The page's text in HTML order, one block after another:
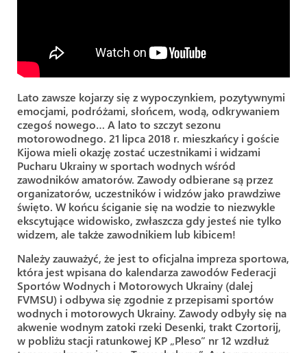
Lato zawsze kojarzy się z wypoczynkiem, pozytywnymi
emocjami, podróżami, słońcem, wodą, odkrywaniem
czegoś nowego… A lato to szczyt sezonu
motorowodnego. 21 lipca 2018 r. mieszkańcy i goście
Kijowa mieli okazję zostać uczestnikami i widzami
Pucharu Ukrainy w sportach wodnych wśród
zawodników amatorów. Zawody odbierane są przez
organizatorów, uczestników i widzów jako prawdziwe
święto. W końcu ściganie się na wodzie to niezwykle
ekscytujące widowisko, zwłaszcza gdy jesteś nie tylko
widzem, ale także zawodnikiem lub kibicem!
Należy zauważyć, że jest to oficjalna impreza sportowa,
która jest wpisana do kalendarza zawodów Federacji
Sportów Wodnych i Motorowych Ukrainy (dalej
FVMSU) i odbywa się zgodnie z przepisami sportów
wodnych i motorowych Ukrainy. Zawody odbyły się na
akwenie wodnym zatoki rzeki Desenki, trakt Czortorij,
w pobliżu stacji ratunkowej KP „Pleso” nr 12 wzdłuż